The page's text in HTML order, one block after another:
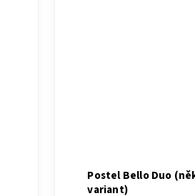
Postel Bello Duo
variant)